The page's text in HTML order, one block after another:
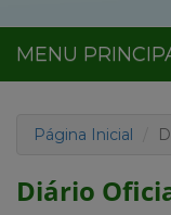
MENU
Página Inicial
Diário